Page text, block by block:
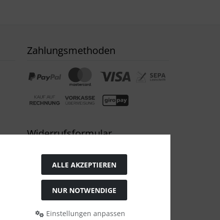
Zahlungsmethoden
Widerrufsformular
ALLE AKZEPTIEREN
NUR NOTWENDIGE
Einstellungen anpassen